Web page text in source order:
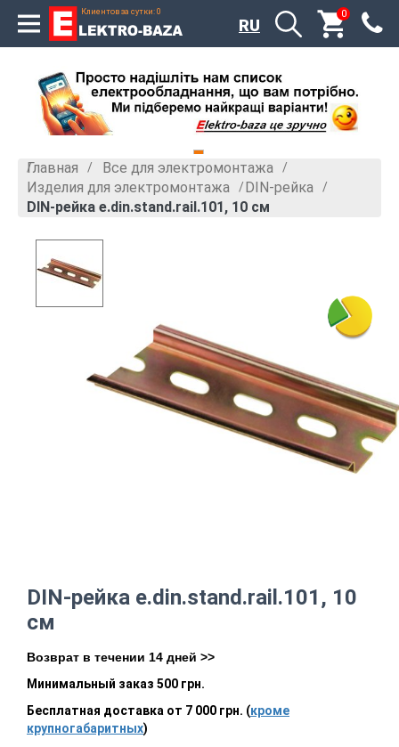
Клиентов за сутки: 0 0
RU
Главная » Все для электромонтажа »
Изделия для электромонтажа »DIN-рейка »
DIN-рейка e.din.stand.rail.101, 10 см
DIN-рейка e.din.stand.rail.101, 10
см
Возврат в течении 14 дней >>
Минимальный заказ 500 грн.
Бесплатная доставка от 7 000 грн. (кроме
крупногабаритных)